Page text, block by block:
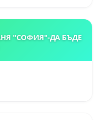
"СОФИЯ"-ДА БЪДЕ